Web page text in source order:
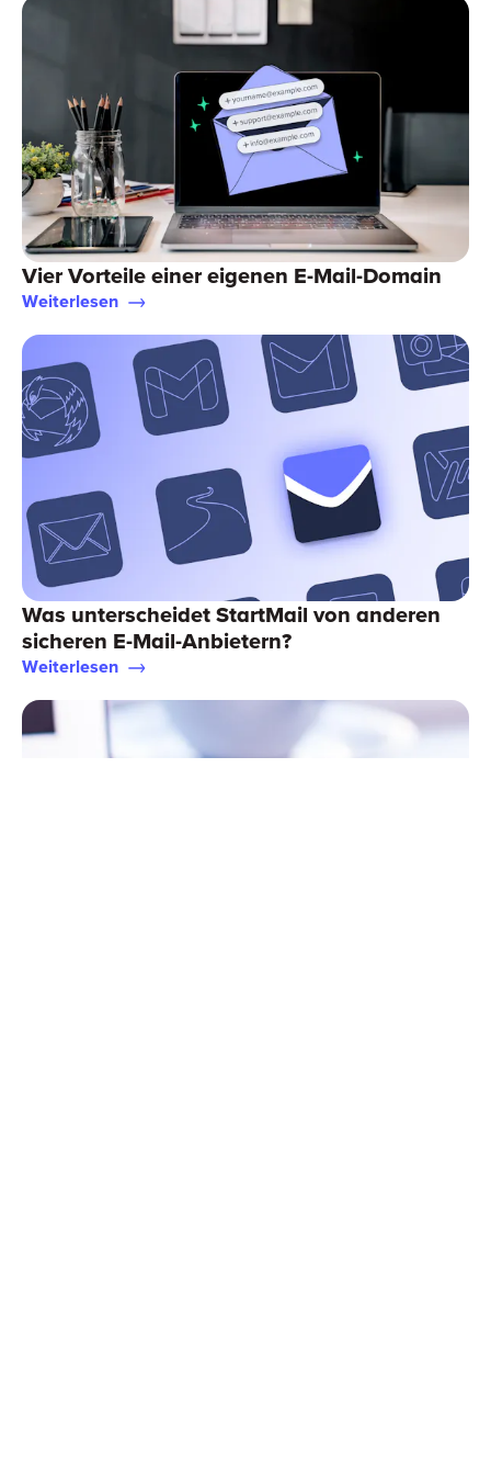
Vier Vorteile einer eigenen E-Mail-Domain
Weiterlesen
Was unterscheidet StartMail von anderen
sicheren E-Mail-Anbietern?
Weiterlesen